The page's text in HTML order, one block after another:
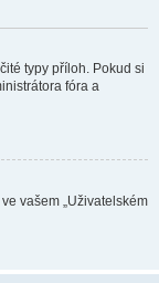
typy příloh. Pokud si
fóra a
vašem „Uživatelském